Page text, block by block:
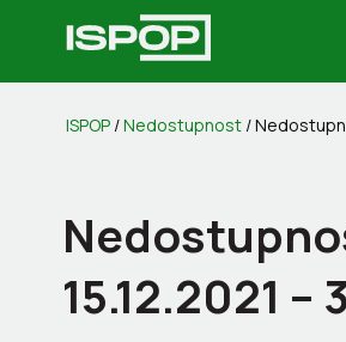
ISPOP /Nedostupnost /
15.12.2021 –